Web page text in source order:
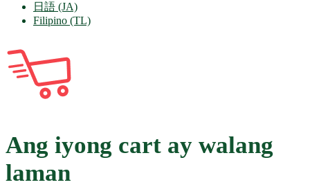
日語 (JA)
Filipino (TL)
Ang iyong cart ay walang
laman